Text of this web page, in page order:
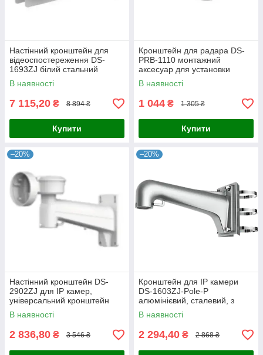
Настінний кронштейн для
відеоспостереження DS-
1693ZJ білий стальний
190x200x500 мм для систем
позиціонування
В наявності
7 115,20 ₴ 8 894 ₴
Купити
Кронштейн для радара DS-
PRB-1110 монтажний
аксесуар для установки
радарів на транспортні
засоби
В наявності
1 044 ₴ 1 305 ₴
Купити
–20%
Настінний кронштейн DS-
2902ZJ для IP камер,
універсальний кронштейн
для охоронних систем, білий,
нержавіюча сталь, 259 × 396
× 119
В наявності
2 836,80 ₴ 3 546 ₴
–20%
Кронштейн для IP камери
DS-1603ZJ-Pole-P
алюмінієвий, сталевий, з
нержавійки, регульований,
для внутрішніх та зовнішніх
умов,
В наявності
2 294,40 ₴ 2 868 ₴